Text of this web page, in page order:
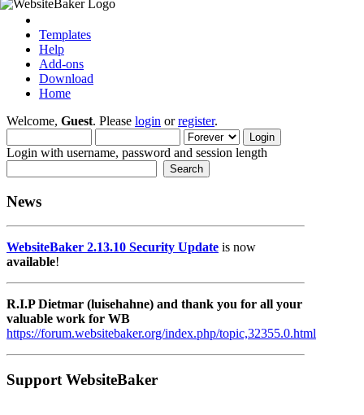
Templates
Help
Add-ons
Download
Home
Welcome, Guest. Please login orregister.
Login with username, password and session length
News
WebsiteBaker 2.13.10 Security Update is now
available!
R.I.P Dietmar (luisehahne) and thank you for all your
valuable work for WB
https://forum.websitebaker.org/index.php/topic,32355.0.html
Support WebsiteBaker